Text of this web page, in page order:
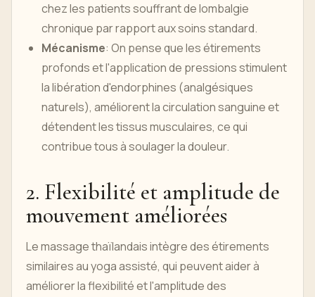
chez les patients souffrant de lombalgie
chronique par rapport aux soins standard.
Mécanisme: On pense que les étirements
profonds et l'application de pressions stimulent
la libération d'endorphines (analgésiques
naturels), améliorent la circulation sanguine et
détendent les tissus musculaires, ce qui
contribue tous à soulager la douleur.
2. Flexibilité et amplitude de
mouvement améliorées
Le massage thaïlandais intègre des étirements
similaires au yoga assisté, qui peuvent aider à
améliorer la flexibilité et l'amplitude des